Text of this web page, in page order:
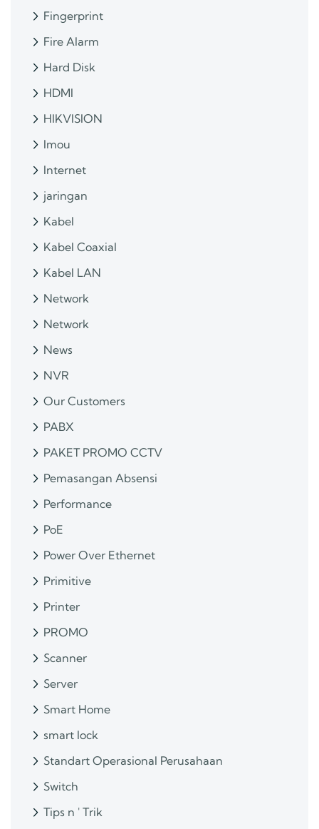
Fingerprint
Fire Alarm
Hard Disk
HDMI
HIKVISION
Imou
Internet
jaringan
Kabel
Kabel Coaxial
Kabel LAN
Network
Network
News
NVR
Our Customers
PABX
PAKET PROMO CCTV
Pemasangan Absensi
Performance
PoE
Power Over Ethernet
Primitive
Printer
PROMO
Scanner
Server
Smart Home
smart lock
Standart Operasional Perusahaan
Switch
Tips n ' Trik